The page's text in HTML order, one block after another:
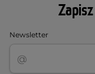
Newsletter